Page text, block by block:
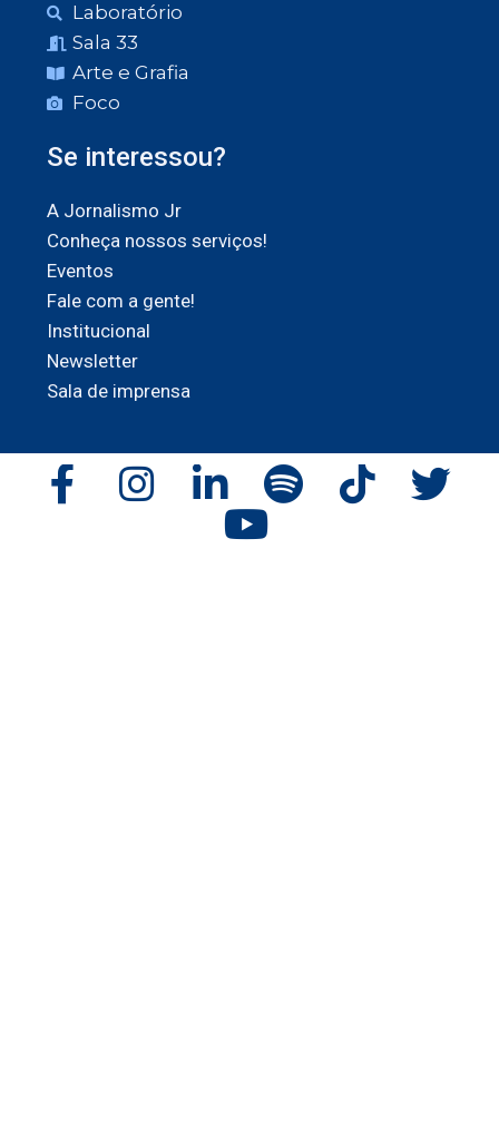
Laboratório
Sala 33
Arte e Grafia
Foco
Se interessou?
A Jornalismo Jr
Conheça nossos serviços!
Eventos
Fale com a gente!
Institucional
Newsletter
Sala de imprensa